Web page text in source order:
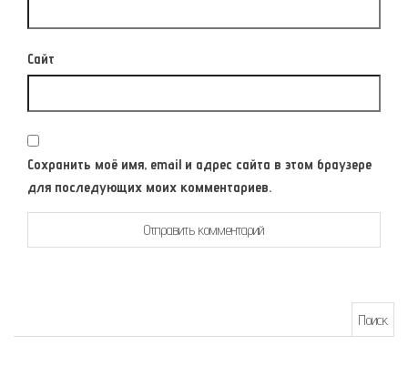
Сайт
Сохранить моё имя, email и адрес сайта в этом браузере
для последующих моих комментариев.